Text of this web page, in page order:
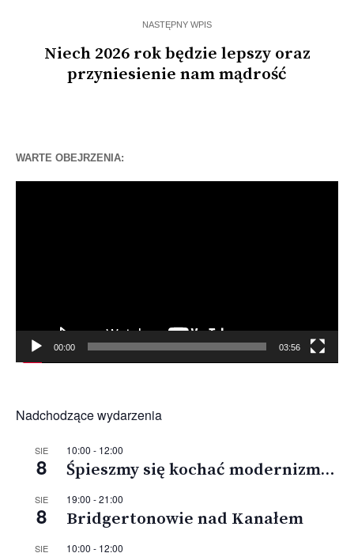
NASTĘPNY WPIS
Niech 2026 rok będzie lepszy oraz
przyniesienie nam mądrość
WARTE OBEJRZENIA:
00:00 03:56
Nadchodzące wydarzenia
SIE
8
10:00 - 12:00
Śpieszmy się kochać modernizm…
SIE
8
19:00 -21:00
Bridgertonowie nad Kanałem
SIE 10:00 - 12:00